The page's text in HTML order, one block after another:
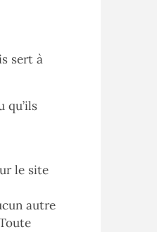
sert à
qu’ils
le site
autre